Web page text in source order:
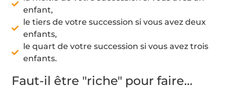
enfant,
le tiers de votre succession si vous avez deux
enfants,
le quart de votre succession si vous avez trois
enfants.
Faut-il être "riche" pour faire…